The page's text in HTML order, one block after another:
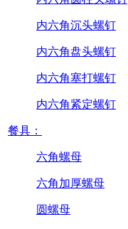
内六角沉头螺钉
内六角盘头螺钉
内六角塞打螺钉
内六角紧定螺钉
餐具：
六角螺母
六角加厚螺母
圆螺母